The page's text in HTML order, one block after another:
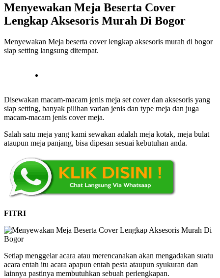
Menyewakan Meja Beserta Cover
Lengkap Aksesoris Murah Di Bogor
Menyewakan Meja beserta cover lengkap aksesoris murah di bogor
siap setting langsung ditempat.
Disewakan macam-macam jenis meja set cover dan aksesoris yang
siap setting, banyak pilihan varian jenis dan type meja dan juga
macam-macam jenis cover meja.
Salah satu meja yang kami sewakan adalah meja kotak, meja bulat
ataupun meja panjang, bisa dipesan sesuai kebutuhan anda.
FITRI
Setiap menggelar acara atau merencanakan akan mengadakan suatu
acara entah itu acara apapun entah pesta ataupun syukuran dan
lainnya pastinya membutuhkan sebuah perlengkapan.